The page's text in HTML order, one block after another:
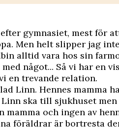
gymnasiet, mest för
Men helt slipper jag
alltid vara hos sin
något... Så vi har en
en trevande relation.
Linn. Hennes mamma
ska till sjukhuset
mamma och ingen av
föräldrar är bortresta